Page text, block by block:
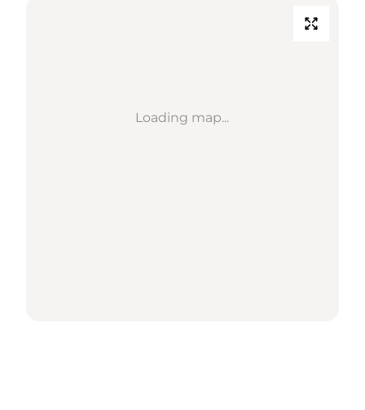
Loading map...